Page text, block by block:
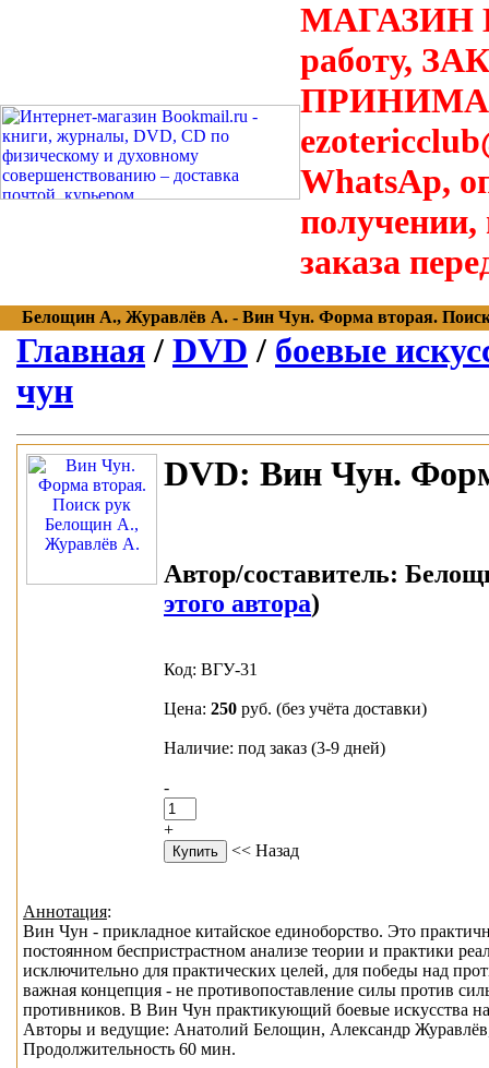
МАГАЗИН
работу,
WhatsAp,
получении,
заказа
Белощин А., Журавлёв А. - Вин Чун. Форма вторая. Поиск
Главная / DVD / боевые
чун
DVD: Вин Чун.
Автор/составитель:
этого автора)
Код: ВГУ-31
Цена: 250 руб. (без учёта доставки)
Наличие: под заказ (3-9 дней)
-
+
<< Назад
Аннотация:
Вин Чун - прикладное китайское единоборство. Это
постоянном беспристрастном анализе теории и практики
исключительно для практических целей, для победы над
важная концепция - не противопоставление силы против
противников. В Вин Чун практикующий боевые искусства
Авторы и ведущие: Анатолий Белощин, Александр
Продолжительность 60 мин.